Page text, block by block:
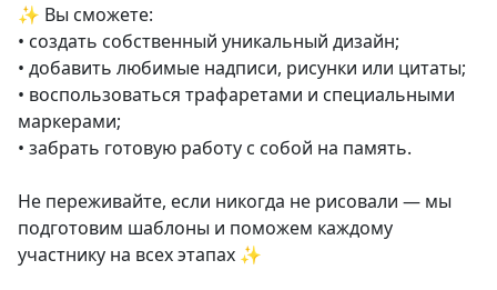
✨ Вы сможете:
• создать собственный уникальный дизайн;
• добавить любимые надписи, рисунки или цитаты;
• воспользоваться трафаретами и специальными
маркерами;
• забрать готовую работу с собой на память.
Не переживайте, если никогда не рисовали — мы
подготовим шаблоны и поможем каждому
участнику на всех этапах ✨